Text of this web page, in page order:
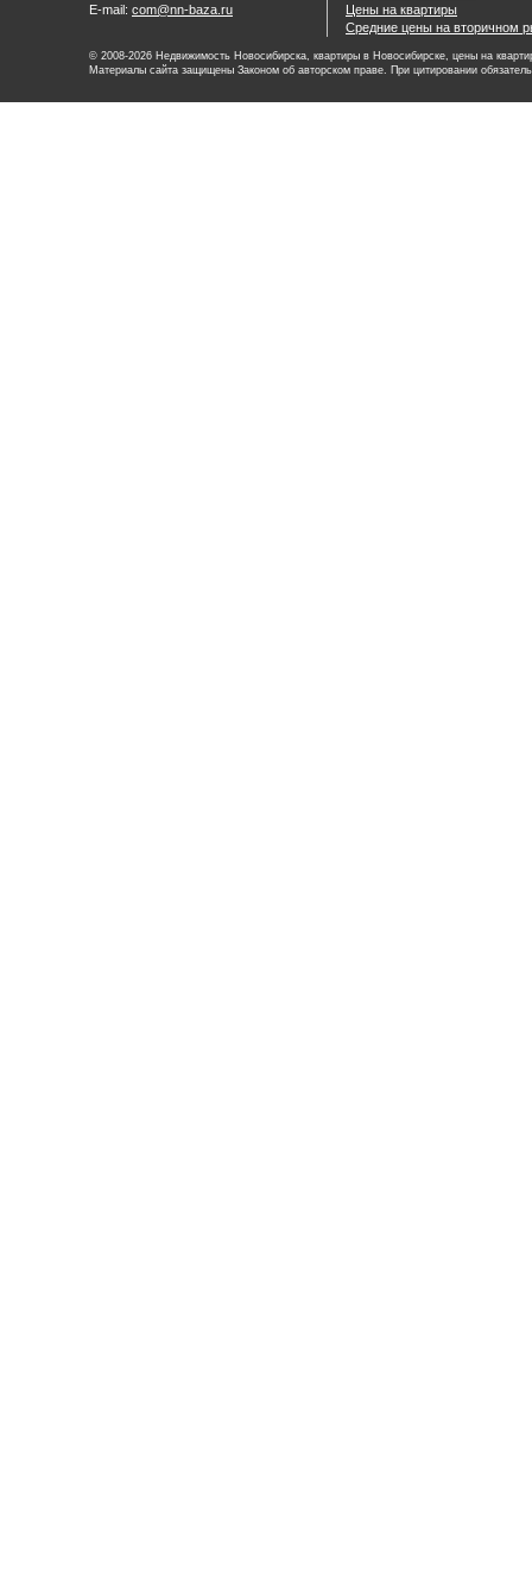
E-mail: com@nn-baza.ru
Цены на квартиры
Средние цены на вторичном
© 2008-2026 Недвижимость Новосибирска, квартиры в Новосибирске, цены на
Материалы сайта защищены Законом об авторском праве. При цитировании